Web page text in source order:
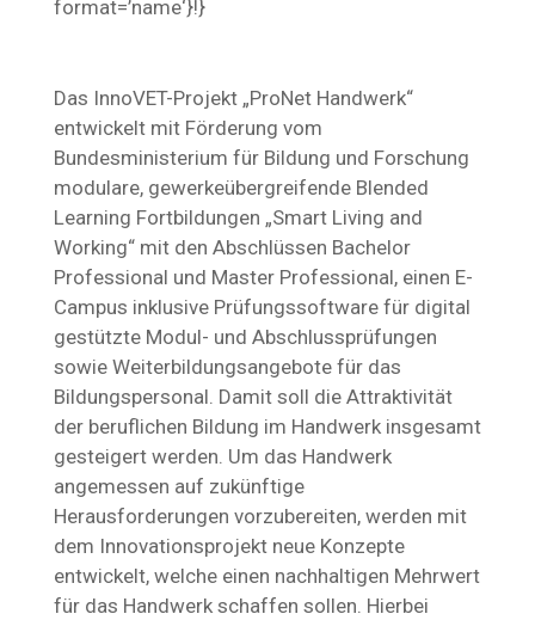
format=’name‘}!}
Das InnoVET-Projekt „ProNet Handwerk“
entwickelt mit Förderung vom
Bundesministerium für Bildung und Forschung
modulare, gewerkeübergreifende Blended
Learning Fortbildungen „Smart Living and
Working“ mit den Abschlüssen Bachelor
Professional und Master Professional, einen E-
Campus inklusive Prüfungssoftware für digital
gestützte Modul- und Abschlussprüfungen
sowie Weiterbildungsangebote für das
Bildungspersonal. Damit soll die Attraktivität
der beruflichen Bildung im Handwerk insgesamt
gesteigert werden. Um das Handwerk
angemessen auf zukünftige
Herausforderungen vorzubereiten, werden mit
dem Innovationsprojekt neue Konzepte
entwickelt, welche einen nachhaltigen Mehrwert
für das Handwerk schaffen sollen. Hierbei